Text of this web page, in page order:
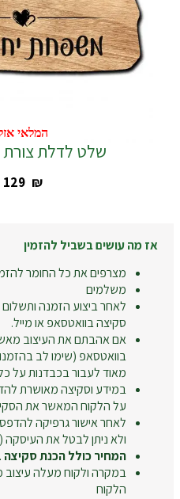
המלאי
המלאי
שלט לדלת צורת
‎129 ₪
אז מה עושים בשביל להזמין
מצרפים את כל החומר
משלמים
לאחר ביצוע הזמנה
סקיצה בוואטסאפ או מייל.
אם אהבתם את העיצוב
בוואטסאפ (שימו לב
מאוד לעבור בכבדנות על
במידע וסקיצה מאושרת
על הלקוח המאשר את
לאחר אישור גרפיקה
ולא ניתן לבטל את העיסקה
המחיר כולל הכנת סקיצה 1 ועד 3 סבבי תיקונים.
במקרה ולקוח מעלה עיצוב
הלקוח